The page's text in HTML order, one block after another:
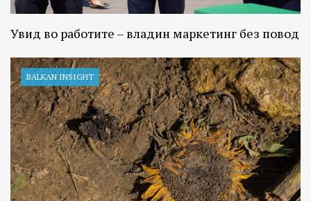
Увид во работите – владин маркетинг без повод
BALKAN INSIGHT